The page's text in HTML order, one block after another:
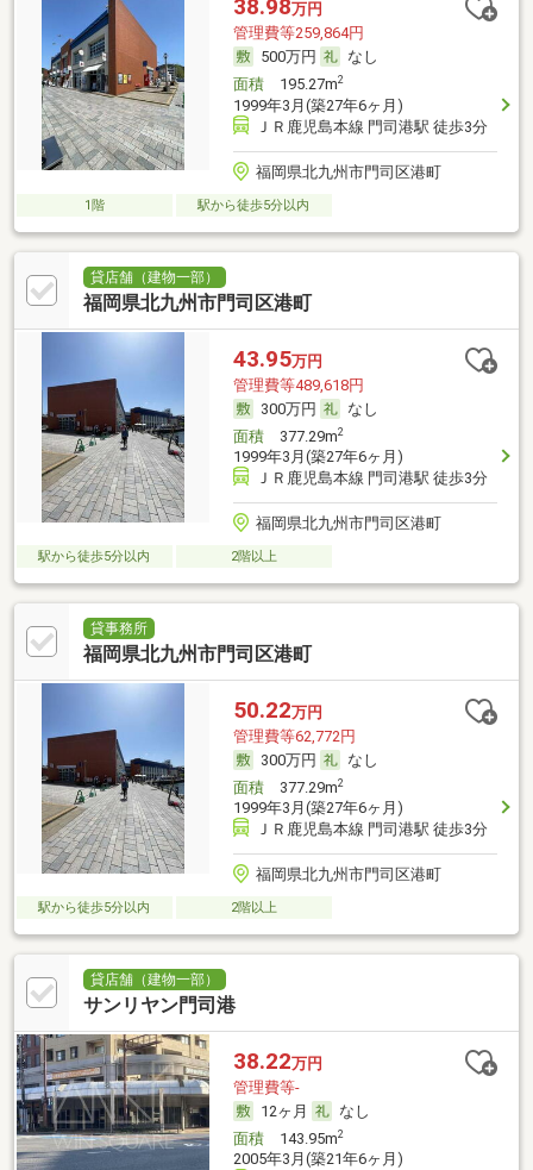
38.98万円
管理費等259,864円
500万円
なし
面積195.27m2
1999年3月(築27年6ヶ月)
ＪＲ鹿児島本線 門司港駅 徒歩3分
福岡県北九州市門司区港町
1階 駅から徒歩5分以内
貸店舗（建物一部）
福岡県北九州市門司区港町
43.95万円
管理費等489,618円
300万円
なし
面積377.29m2
1999年3月(築27年6ヶ月)
ＪＲ鹿児島本線 門司港駅 徒歩3分
福岡県北九州市門司区港町
駅から徒歩5分以内 2階以上
貸事務所
福岡県北九州市門司区港町
50.22万円
管理費等62,772円
300万円
なし
面積377.29m2
1999年3月(築27年6ヶ月)
ＪＲ鹿児島本線 門司港駅 徒歩3分
福岡県北九州市門司区港町
駅から徒歩5分以内 2階以上
貸店舗（建物一部）
サンリヤン門司港
38.22万円
管理費等-
12ヶ月
なし
面積143.95m2
2005年3月(築21年6ヶ月)